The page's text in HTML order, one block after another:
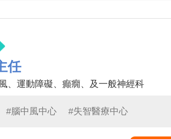
任
、運動障礙、癲癇、及一般神經科
#腦中風中心 #失智醫療中心